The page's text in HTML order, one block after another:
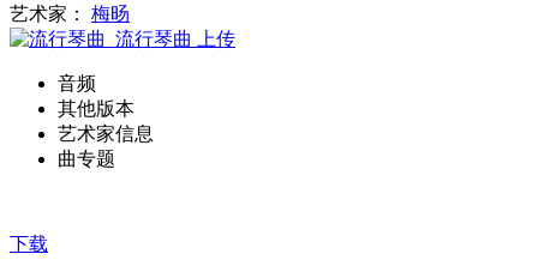
艺术家： 梅旸
流行琴曲
上传
音频
其他版本
艺术家信息
曲专题
下载